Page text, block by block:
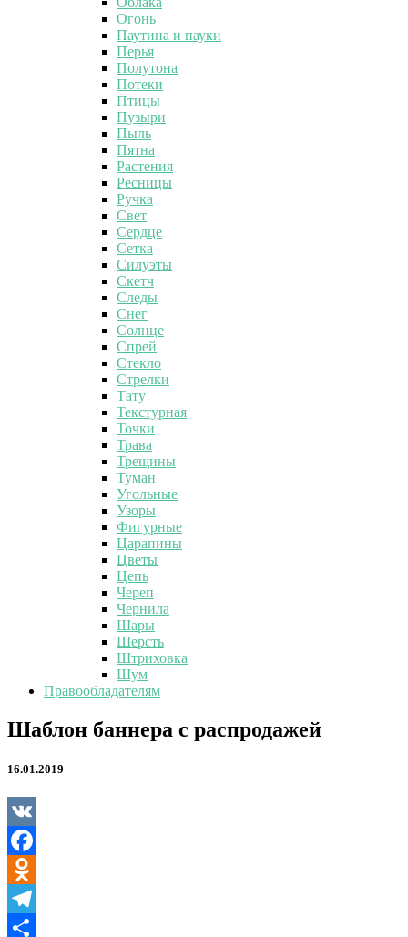
Огонь
Паутина и пауки
Перья
Полутона
Потеки
Птицы
Пузыри
Пыль
Пятна
Растения
Ресницы
Ручка
Свет
Сердце
Сетка
Силуэты
Скетч
Следы
Снег
Солнце
Спрей
Стекло
Стрелки
Тату
Текстурная
Точки
Трава
Трещины
Туман
Угольные
Узоры
Фигурные
Царапины
Цветы
Цепь
Череп
Чернила
Шары
Шерсть
Штриховка
Шум
Правообладателям
Шаблон
баннера
распродажей
Шаблон баннера с распродажей
16.01.2019
VK
Facebook
Odnoklassniki
Telegram